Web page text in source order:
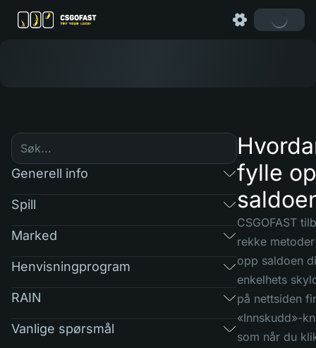
Generell info
Spill
Marked
Henvisningprogram
RAIN
Vanlige spørsmål
fylle
CSGOFAST
rekke
opp saldoen
enkelhets
på nettsiden
«Innskudd»-
som når du